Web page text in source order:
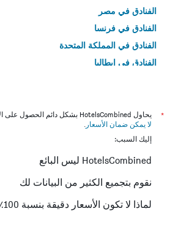
الفنادق في مصر
الفنادق في فرنسا
الفنادق في المملكة المتحدة
الفنادق في إيطاليا
*
يحاول HotelsCombined بشكل دائم الحصول على الأسعار الدقيقة، ولكن
لا يمكن ضمان الأسعار .
إليك السبب:
HotelsCombined ليس البائع
نقوم بتجميع الكثير من البيانات لك
لماذا لا تكون الأسعار دقيقة بنسبة 100٪؟